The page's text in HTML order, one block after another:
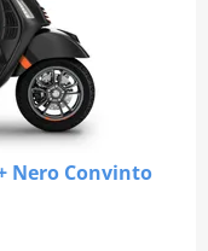
Nero Convinto